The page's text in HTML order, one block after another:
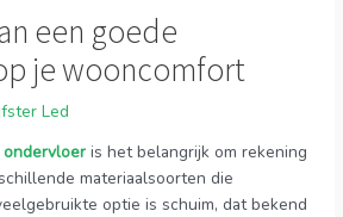
een goede
je wooncomfort
Led
ondervloer is het belangrijk om rekening
materiaalsoorten die
optie is schuim, dat bekend